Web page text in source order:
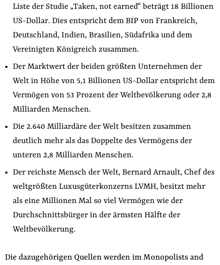
Liste der Studie „Taken, not earned“ beträgt 18 Billionen
US-Dollar. Dies entspricht dem BIP von Frankreich,
Deutschland, Indien, Brasilien, Südafrika und dem
Vereinigten Königreich zusammen.
Der Marktwert der beiden größten Unternehmen der
Welt in Höhe von 5,1 Billionen US-Dollar entspricht dem
Vermögen von 53 Prozent der Weltbevölkerung oder 2,8
Milliarden Menschen.
Die 2.640 Milliardäre der Welt besitzen zusammen
deutlich mehr als das Doppelte des Vermögens der
unteren 2,8 Milliarden Menschen.
Der reichste Mensch der Welt, Bernard Arnault, Chef des
weltgrößten Luxusgüterkonzerns LVMH, besitzt mehr
als eine Millionen Mal so viel Vermögen wie der
Durchschnittsbürger in der ärmsten Hälfte der
Weltbevölkerung.
Die dazugehörigen Quellen werden im Monopolists and